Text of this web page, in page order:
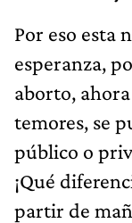
Por eso esta
esperanza,
aborto,
temores, se
público o
¡Qué
partir de